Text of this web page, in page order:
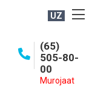
UZ
(65)
505-80-
00
Murojaat